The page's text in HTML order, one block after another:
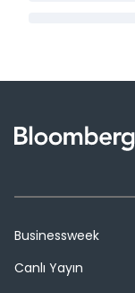
Businessweek
Canlı Yayın